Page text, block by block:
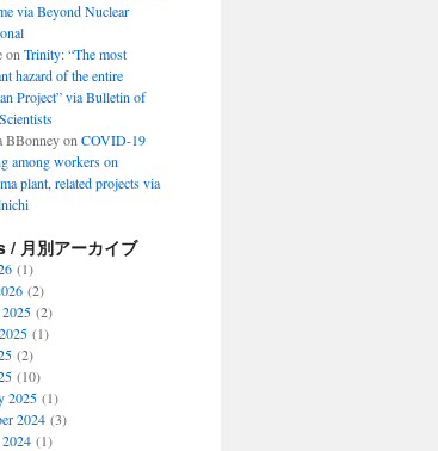
via Beyond Nuclear
on Trinity: “The most
hazard of the entire
Project” via Bulletin of
BBonneyon COVID-19
among workers on
plant, related projects via
/ 月別アーカイブ
(1)
(2)
(2)
(1)
(2)
(10)
2025(1)
2024(3)
(1)